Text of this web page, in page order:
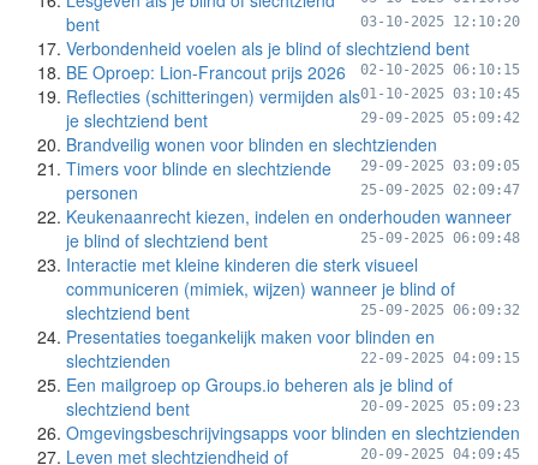
bent
03-10-2025 12:10:20
Verbondenheid voelen als je blind of slechtziend bent
02-10-2025 06:10:15
BE Oproep: Lion-Francout prijs 2026
01-10-2025 03:10:45
Reflecties (schitteringen) vermijden als
je slechtziend bent
29-09-2025 05:09:42
Brandveilig wonen voor blinden en slechtzienden
29-09-2025 03:09:05
Timers voor blinde en slechtziende
personen
25-09-2025 02:09:47
Keukenaanrecht kiezen, indelen en onderhouden wanneer
je blind of slechtziend bent
25-09-2025 06:09:48
Interactie met kleine kinderen die sterk visueel
communiceren (mimiek, wijzen) wanneer je blind of
slechtziend bent
25-09-2025 06:09:32
Presentaties toegankelijk maken voor blinden en
slechtzienden
22-09-2025 04:09:15
Een mailgroep op Groups.io beheren als je blind of
slechtziend bent
20-09-2025 05:09:23
Omgevingsbeschrijvingsapps voor blinden en slechtzienden
20-09-2025 04:09:45
Leven met slechtziendheid of